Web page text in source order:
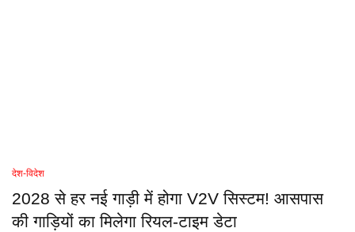
देश-विदेश
2028 से हर नई गाड़ी में होगा V2V सिस्टम! आसपास
की गाड़ियों का मिलेगा रियल-टाइम डेटा